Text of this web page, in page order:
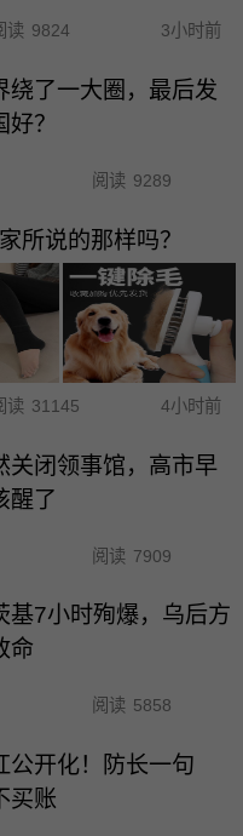
读 9824 3小时前
绕了一大圈，最后发
？
阅读 9289
所说的那样吗？
读 31145 4小时前
关闭领事馆，高市早
醒了
阅读 7909
基7小时殉爆，乌后方
命
阅读 5858
公开化！防长一句
买账